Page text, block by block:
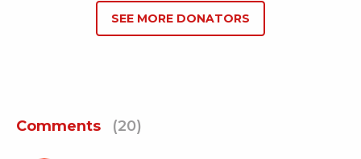
SEE MORE DONATORS
Comments (20)